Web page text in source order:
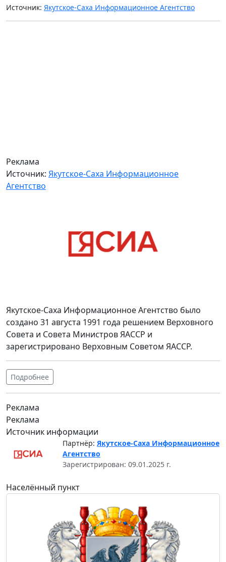
Источник: Якутское-Саха Информационное Агентство
Реклама
Источник: Якутское-Саха Информационное
Агентство
Якутское-Саха Информационное Агентство было
создано 31 августа 1991 года решением Верховного
Совета и Совета Министров ЯАССР и
зарегистрировано Верховным Советом ЯАССР.
Подробнее
Реклама
Реклама
Источник информации
Партнёр: Якутское-Саха Информационное
Агентство
Зарегистрирован: 09.01.2025 г.
Населённый пункт